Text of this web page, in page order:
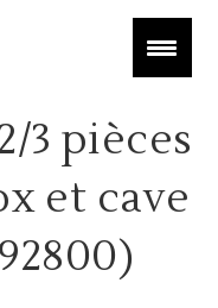
3 pièces
et cave